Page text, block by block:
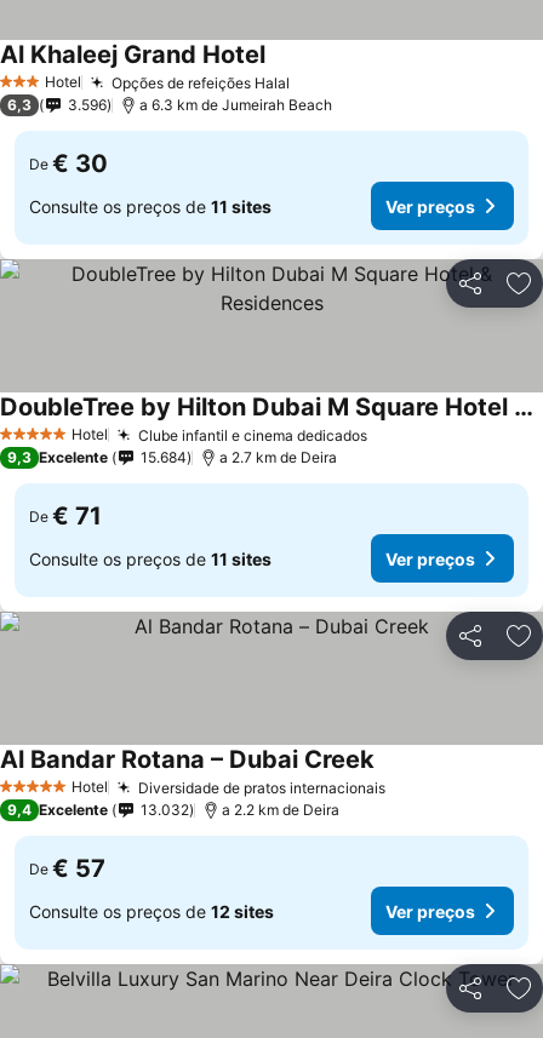
3 EstrelasHotel Opções de refeições Halal
Al Khaleej Grand Hotel
6,3 3.596 a 6.3 km de Jumeirah Beach
De € 30
Consulte os preços de 11 sites Ver preços
Partilhar
5 Estrelas Hotel Clube infantil e cinema dedicados
DoubleTree by Hilton Dubai M Square Hotel & Residences
9,3 Excelente 15.684 a 2.7 km de Deira
De € 71
Consulte os preços de 11 sites Ver preços
Partilhar
5 Estrelas Hotel Diversidade de pratos internacionais
Al Bandar Rotana – Dubai Creek
9,4 Excelente 13.032 a 2.2 km de Deira
De € 57
Consulte os preços de 12 sites Ver preços
Partilhar